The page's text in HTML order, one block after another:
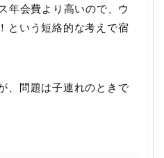
年会費より高いので、ウ
という短絡的な考えで宿
、問題は子連れのときで